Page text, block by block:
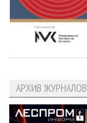
АРХИВ ЖУРНАЛОВ